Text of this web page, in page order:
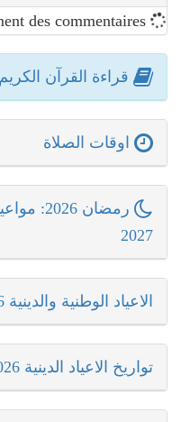
قراءة القرآن
اوقات الصلاة
رمضان 2026: مواعيد إمساك وإفطار
2027
الاعياد الوطنية والدينية 2026
تواريخ الاعياد الدينية 2026